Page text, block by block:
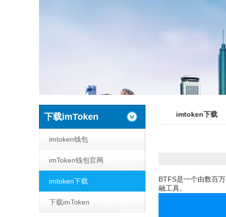
下载imToken
imtoken钱包
imToken钱包官网
imtoken下载
下载imToken
imtoken下载
BTFS是一个由数百
融工具。